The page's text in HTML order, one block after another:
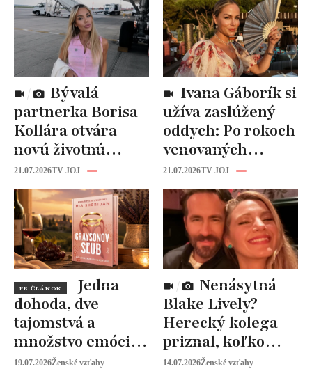
partnerka Borisa
Kollára otvára
novú životnú
kapitolu: Laura
Vizváryová ide
pomáhať ženám
21.07.2026TV JOJ
užíva zaslúžený
oddych: Po rokoch
venovaných
rodine prišiel čas
na seba
21.07.2026TV JOJ
PR ČLÁNOK
dohoda, dve
tajomstvá a
množstvo emócií.
Mia Sheridan a
19.07.2026Ženské vzťahy
Blake Lively?
Herecký kolega
priznal, koľko
peňazí od neho
14.07.2026Ženské vzťahy